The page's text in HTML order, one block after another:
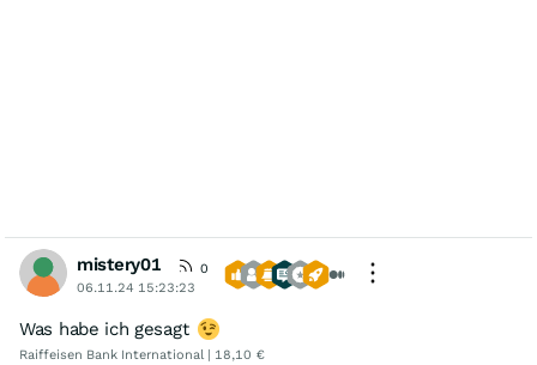
mistery01
0
06.11.24 15:23:23
Was habe ich gesagt
Raiffeisen Bank International | 18,10 €